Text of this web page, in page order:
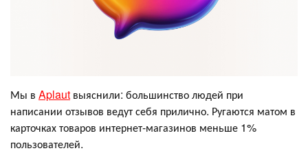
Мы в Aplaut выяснили: большинство людей при
написании отзывов ведут себя прилично. Ругаются матом в
карточках товаров интернет-магазинов меньше 1%
пользователей.